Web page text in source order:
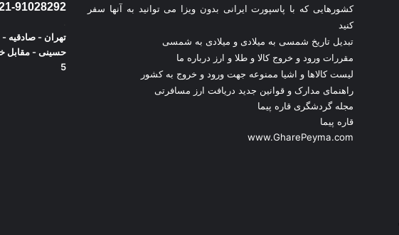
کشورهایی که با پاسپورت ایرانی بدون ویزا می توانید به آنها سفر
کنید
تبدیل تاریخ شمسی به میلادی و میلادی به شمسی
مقررات ورود و خروج کالا و طلا و ارز درباره ما
لیست کالاها و اشیا ممنوعه جهت ورود و خروج به کشور
راهنمای مدارک و قوانین جدید دریافت ارز مسافرتی
مجله گردشگری قاره پیما
قاره پیما
www.GharePeyma.com
91028292
تهران - صادقیه
5